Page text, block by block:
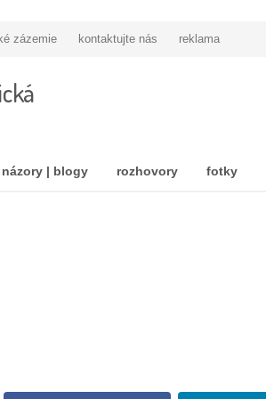
zázemie kontaktujte nás reklama
názory | blogy rozhovory fotky